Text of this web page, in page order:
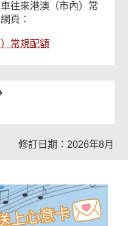
往來港澳（市內）常
頁：
常規配額
修訂日期：2026年8月